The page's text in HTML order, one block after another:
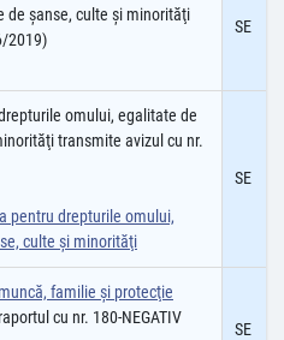
de şanse, culte şi minorităţi
2019)
SE
omului, egalitate de
transmite avizul cu nr.
pentru drepturile omului,
culte şi minorităţi
SE
familie şi protecţie
cu nr. 180-NEGATIV
SE